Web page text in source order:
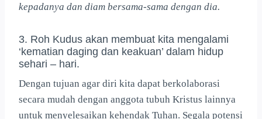
kepadanya dan diam bersama-sama dengan dia.
3. Roh Kudus akan membuat kita mengalami
‘kematian daging dan keakuan’ dalam hidup
sehari – hari.
Dengan tujuan agar diri kita dapat berkolaborasi
secara mudah dengan anggota tubuh Kristus lainnya
untuk menyelesaikan kehendak Tuhan. Segala potensi